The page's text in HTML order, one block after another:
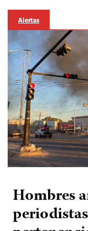
Alertas
Hombres